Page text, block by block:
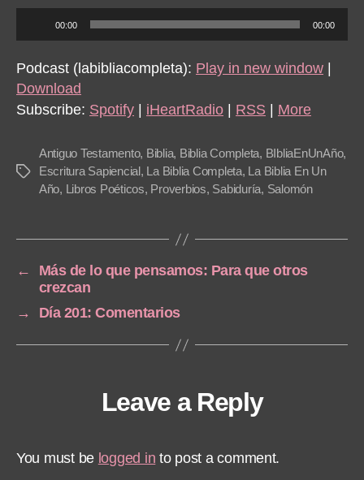
u
d
i
o
a
r
00:00 00:00
Podcast (labibliacompleta): Play in new window
Download
Subscribe: Spotify iHeartRadio RSS More
Tags
Antiguo Testamento, Biblia, Biblia Completa, BIbliaEnUnAño,
Escritura Sapiencial, La Biblia Completa, La Biblia En Un
Año, Libros Poéticos, Proverbios, Sabiduría, Salomón
←
Más de lo que pensamos: Para que otros
crezcan
→
Día 201: Comentarios
Leave a Reply
You must be logged in to post a comment.